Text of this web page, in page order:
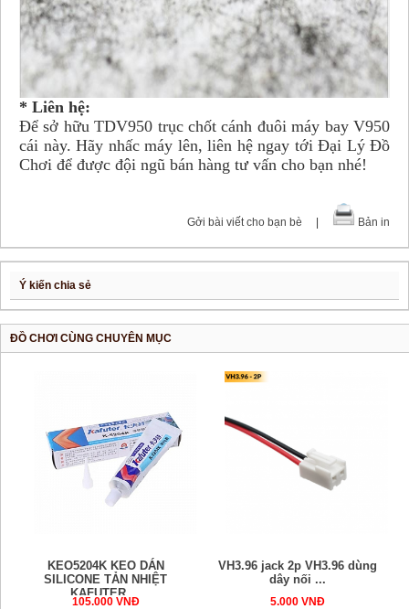
* Liên hệ:
Để sở hữu TDV950 trục chốt cánh đuôi máy bay V950
cái này. Hãy nhấc máy lên, liên hệ ngay tới Đại Lý Đồ
Chơi để được đội ngũ bán hàng tư vấn cho bạn nhé!
Gởi bài viết cho bạn bè | Bản in
Ý kiến chia sẻ
ĐỒ CHƠI CÙNG CHUYÊN MỤC
KEO5204K KEO DÁN
SILICONE TẢN NHIỆT
KAFUTER ...
105.000 VNĐ
VH3.96 jack 2p VH3.96 dùng
dây nối ...
5.000 VNĐ